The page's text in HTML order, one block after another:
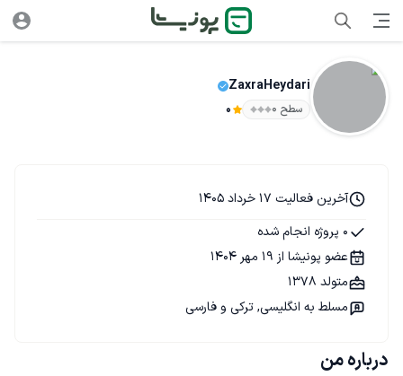
ZaxraHeydari
سطح ۰ 0
درباره من
آخرین فعالیت 17 خرداد 1405
0 پروژه انجام شده
عضو پونیشا از 19 مهر 1404
متولد 1378
مسلط به انگلیسی, ترکی و فارسی